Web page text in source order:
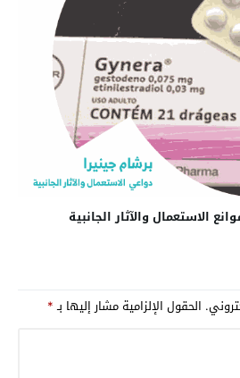
الاستعمال والآثار الجانبية
الحقول الإلزامية مشار إليها بـ*